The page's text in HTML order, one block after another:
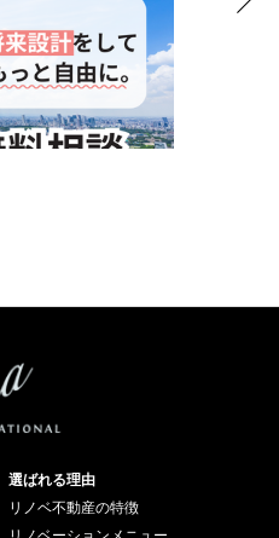
選ばれる理由
リノベ不動産の特徴